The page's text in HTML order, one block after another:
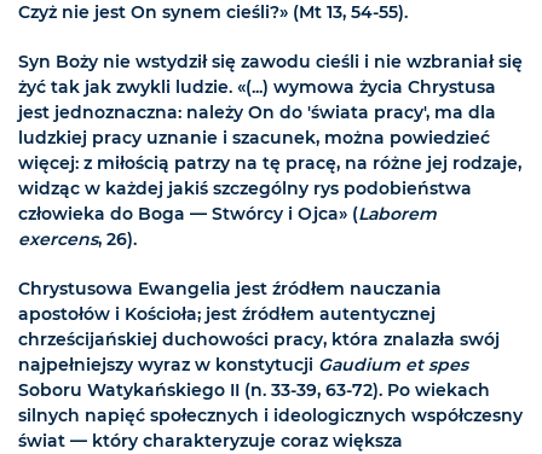
Czyż nie jest On synem cieśli?» (Mt 13, 54-55).
Syn Boży nie wstydził się zawodu cieśli i nie wzbraniał się
żyć tak jak zwykli ludzie. «(...) wymowa życia Chrystusa
jest jednoznaczna: należy On do 'świata pracy', ma dla
ludzkiej pracy uznanie i szacunek, można powiedzieć
więcej: z miłością patrzy na tę pracę, na różne jej rodzaje,
widząc w każdej jakiś szczególny rys podobieństwa
człowieka do Boga — Stwórcy i Ojca» (Laborem
exercens, 26).
Chrystusowa Ewangelia jest źródłem nauczania
apostołów i Kościoła; jest źródłem autentycznej
chrześcijańskiej duchowości pracy, która znalazła swój
najpełniejszy wyraz w konstytucji Gaudium et spes
Soboru Watykańskiego II (n. 33-39, 63-72). Po wiekach
silnych napięć społecznych i ideologicznych współczesny
świat — który charakteryzuje coraz większa